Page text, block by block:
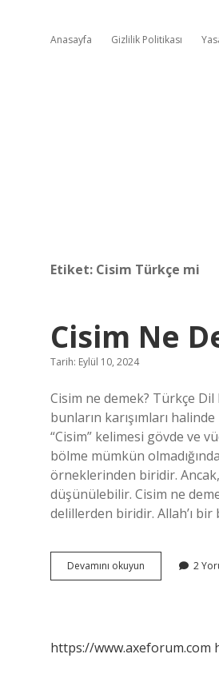
Anasayfa Gizlilik Politikası
Etiket: Cisim Türkçe mi
Cisim Ne
Tarih: Eylül 10, 2024
Cisim ne demek? Türkçe
bunların karışımları
“Cisim” kelimesi gövde ve
bölme mümkün
örneklerinden biridir.
düşünülebilir. Cisim ne
delillerden biridir. Allah’ı
Devamını okuyun
Ne
2
https://www.axeforum.com